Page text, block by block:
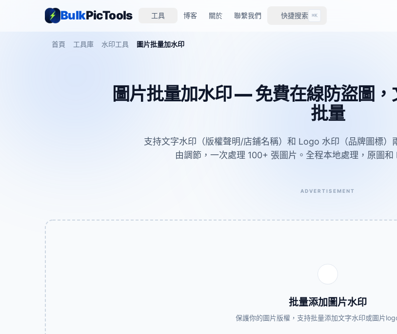
BulkPicTools 工具 博客 關於 聯繫我們 快捷搜索 ⌘K
首頁 工具庫 水印工具 圖片批量加水印
圖片批量加水印 — 免費在線防盜圖
批量
支持文字水印（版權聲明/店鋪名稱）和 Logo 水印（品牌圖標）
由調節，一次處理 100+ 張圖片。全程本地處理，原圖和
ADVERTISEMENT
批量添加圖片水印
保護你的圖片版權，支持批量添加文字水印或圖片